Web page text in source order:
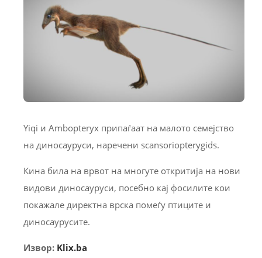
Yiqi и Ambopteryx припаѓаат на малото семејство
на диносауруси, наречени scansoriopterygids.
Кина била на врвот на многуте откритија на нови
видови диносауруси, посебно кај фосилите кои
покажале директна врска помеѓу птиците и
диносаурусите.
Извор: Klix.ba